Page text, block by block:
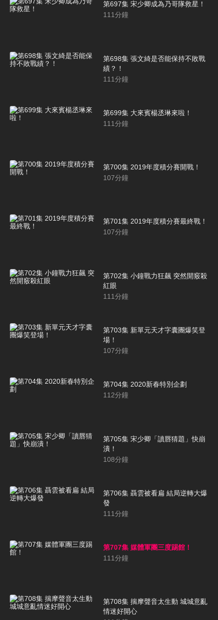
第697集 宋少卿成為乃哥隊救星！
111分鐘
第698集 張文綺是否能保持不敗戰
績？！
111分鐘
第699集 大來賓楊丞琳來啦！
111分鐘
第700集 2019年度積分賽開戰！
107分鐘
第701集 2019年度積分賽最終戰！
107分鐘
第702集 小鐘戰力狂飆 突然開竅殺
紅眼
111分鐘
第703集 新單元天才字囊團爆笑登
場！
107分鐘
第704集 2020新春特別企劃
112分鐘
第705集 宋少卿「讀唇猜題」快崩
潰！
108分鐘
第706集 聶雲被看扁 結局逆轉大爆
發
111分鐘
第707集 媒體軍團三度踢館！
111分鐘
第708集 揣摩聲音太生動 城城意亂
情迷好開心